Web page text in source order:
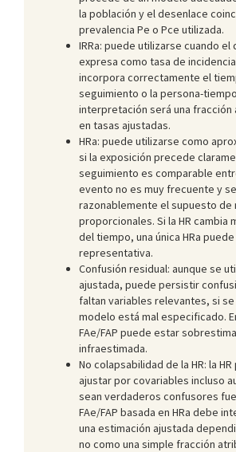
la población y el desenlace
prevalencia Pe o Pce utilizada.
IRRa: puede utilizarse cuando el
expresa como tasa de
incorpora correctamente el
seguimiento o la persona-
interpretación será una fracción
en tasas ajustadas.
HRa: puede utilizarse como
si la exposición precede
seguimiento es comparable
evento no es muy frecuente y
razonablemente el supuesto de
proporcionales. Si la HR cambia
del tiempo, una única HRa
representativa.
Confusión residual: aunque se
ajustada, puede persistir
faltan variables relevantes, si se
modelo está mal especificado.
FAe/FAP puede estar
infraestimada.
No colapsabilidad de la HR: la
ajustar por covariables incluso
sean verdaderos confusores
FAe/FAP basada en HRa debe
una estimación ajustada
no como una simple fracción